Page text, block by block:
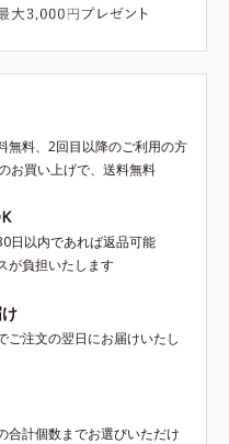
無料、2回目以降のご利用の方
お買い上げで、送料無料
日以内であれば返品可能
が負担いたします
ご注文の翌日にお届けいたし
合計個数までお選びいただけ